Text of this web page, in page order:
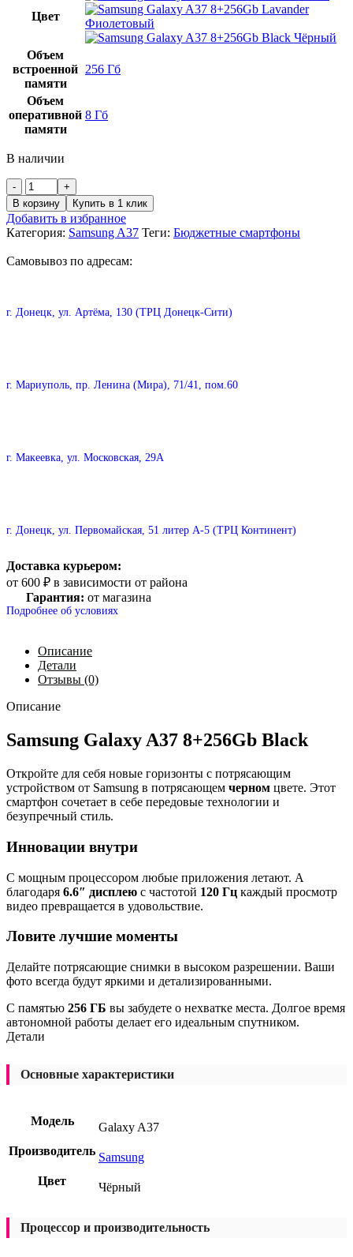
Цвет
Фиолетовый
Чёрный
Объем
встроенной
памяти
256 Гб
Объем
оперативной
памяти
8 Гб
В наличии
В корзину Купить в 1 клик
Добавить в избранное
Категория: Samsung A37 Теги: Бюджетные смартфоны
Самовывоз по адресам:
г. Донецк, ул. Артёма, 130 (ТРЦ Донецк-Сити)
г. Мариуполь, пр. Ленина (Мира), 71/41, пом.60
г. Макеевка, ул. Московская, 29А
г. Донецк, ул. Первомайская, 51 литер А-5 (ТРЦ Континент)
Доставка курьером:
от 600 ₽ в зависимости от района
Гарантия: от магазина
Подробнее об условиях
Описание
Детали
Отзывы (0)
Описание
Samsung Galaxy A37 8+256Gb Black
Откройте для себя новые горизонты с потрясающим
устройством от Samsung в потрясающем черном цвете. Этот
смартфон сочетает в себе передовые технологии и
безупречный стиль.
Инновации внутри
С мощным процессором любые приложения летают. А
благодаря 6.6″ дисплею с частотой 120 Гц каждый просмотр
видео превращается в удовольствие.
Ловите лучшие моменты
Делайте потрясающие снимки в высоком разрешении. Ваши
фото всегда будут яркими и детализированными.
С памятью 256 ГБ вы забудете о нехватке места. Долгое время
автономной работы делает его идеальным спутником.
Детали
Основные характеристики
Модель
Galaxy A37
Производитель Samsung
Цвет
Чёрный
Процессор и производительность